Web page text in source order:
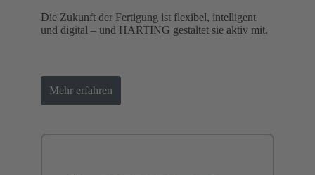
Die Zukunft der Fertigung ist flexibel, intelligent
und digital – und HARTING gestaltet sie aktiv mit.
Mehr erfahren